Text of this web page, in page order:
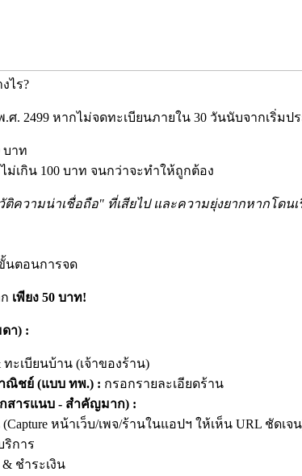
ไร?
. 2499 หากไม่จดทะเบียนภายใน 30 วันนับจากเริ่มป
บาท
ม่เกิน 100 บาท จนกว่าจะทำให้ถูกต้อง
ติความน่าเชื่อถือ" ที่เสียไป และความยุ่งยากหากโด
ขั้นตอนการจด
เพียง 50 บาท!
า) :
ะเบียนบ้าน (เจ้าของร้าน)
ณิชย์ (แบบ ทพ.) : กรอกรายละเอียดร้าน
กสารแนบ - สำคัญมาก) :
หน้าเว็บ/เพจ/ร้านในแอปฯ ให้เห็น URL ชัดเจ
การ
ชำระเงิน